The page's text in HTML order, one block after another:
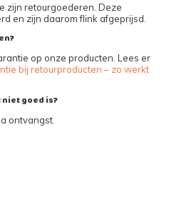
zijn retourgoederen. Deze
en zijn daarom flink afgeprijsd.
op onze producten. Lees er
bij retourproducten – zo werkt
goed is?
ontvangst.